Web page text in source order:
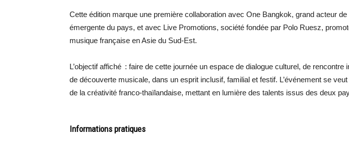
Cette édition marque une première collaboration avec One Bangkok, grand acteur
émergente du pays, et avec Live Promotions, société fondée par Polo Ruesz,
musique française en Asie du Sud-Est.
L’objectif affiché : faire de cette journée un espace de dialogue culturel, de rencontre
de découverte musicale, dans un esprit inclusif, familial et festif. L’événement se
de la créativité franco-thaïlandaise, mettant en lumière des talents issus des deux
Informations pratiques